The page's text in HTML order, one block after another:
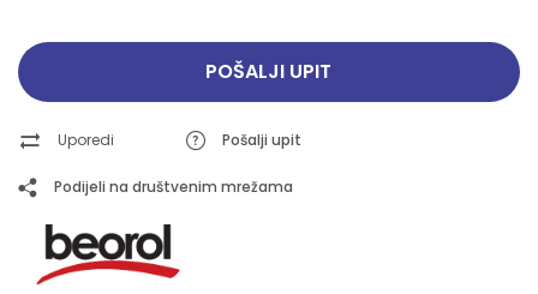
POŠALJI UPIT
Uporedi Pošalji upit
Podijeli na društvenim mrežama